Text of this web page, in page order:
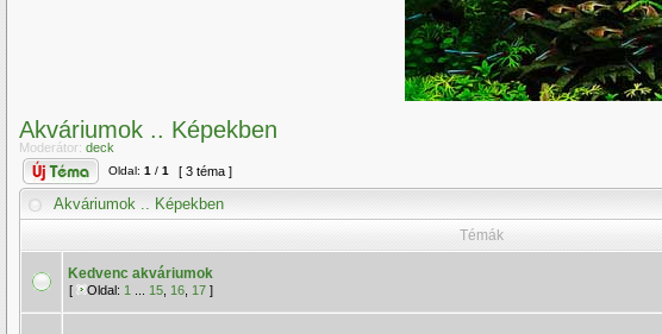
Akváriumok .. Képekben
Moderátor: deck
Oldal: 1 / 1 [ 3 téma ]
Akváriumok .. Képekben
Témák
Kedvenc akváriumok
[ Oldal: 1 15 16 17 ]